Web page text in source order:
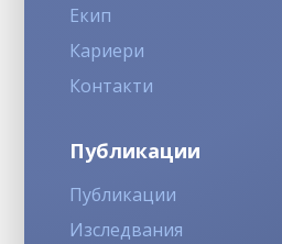
Екип
Кариери
Контакти
Публикации
Публикации
Изследвания